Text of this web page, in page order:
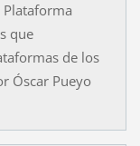
que
de los
Óscar Pueyo